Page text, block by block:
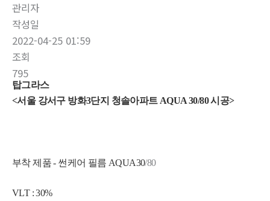
관리자
작성일
2022-04-25 01:59
조회
795
탑그라스
<서울 강서구 방화3단지 청솔아파트 AQUA 30/80 시공>
부착 제품 - 썬케어 필름 AQUA30/80
VLT : 30%